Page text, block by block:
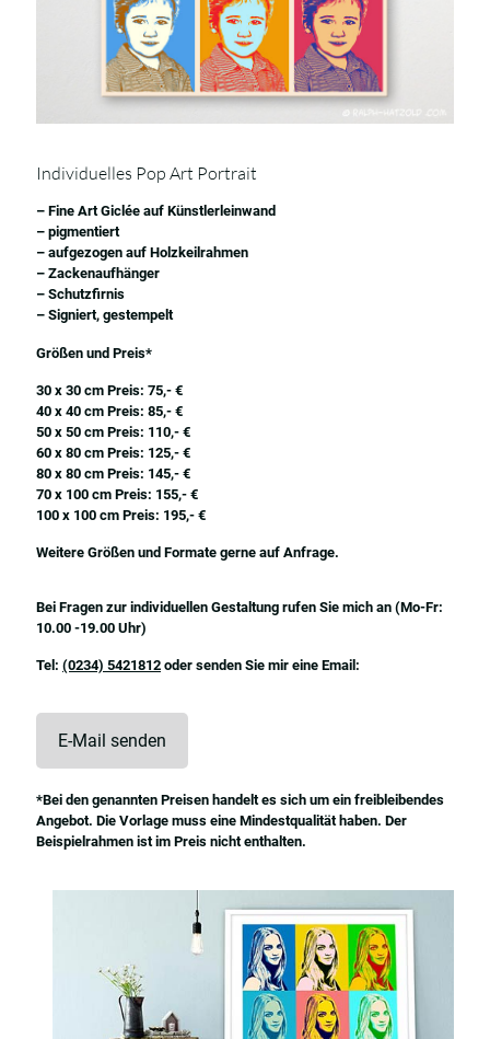
Individuelles Pop Art Portrait
– Fine Art Giclée auf Künstlerleinwand
– pigmentiert
– aufgezogen auf Holzkeilrahmen
– Zackenaufhänger
– Schutzfirnis
– Signiert, gestempelt
Größen und Preis*
30 x 30 cm Preis: 75,- €
40 x 40 cm Preis: 85,- €
50 x 50 cm Preis: 110,- €
60 x 80 cm Preis: 125,- €
80 x 80 cm Preis: 145,- €
70 x 100 cm Preis: 155,- €
100 x 100 cm Preis: 195,- €
Weitere Größen und Formate gerne auf Anfrage.
Bei Fragen zur individuellen Gestaltung rufen Sie mich an (Mo-Fr:
10.00 -19.00 Uhr)
Tel: (0234) 5421812 oder senden Sie mir eine Email:
E-Mail senden
*Bei den genannten Preisen handelt es sich um ein freibleibendes
Angebot. Die Vorlage muss eine Mindestqualität haben. Der
Beispielrahmen ist im Preis nicht enthalten.